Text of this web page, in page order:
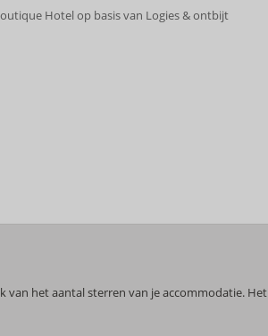
Hotel op basis van Logies & ontbijt
van het aantal sterren van je accommodatie. Het